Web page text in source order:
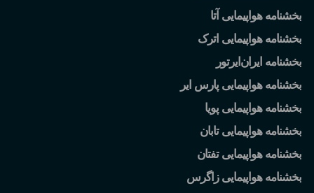
بخشنامه هواپیمایی آتا
بخشنامه هواپیمایی اترک
بخشنامه ایران ایرتور
بخشنامه هواپیمایی پارس ایر
بخشنامه هواپیمایی پویا
بخشنامه هواپیمایی تابان
بخشنامه هواپیمایی تفتان
بخشنامه هواپیمایی زاگرس